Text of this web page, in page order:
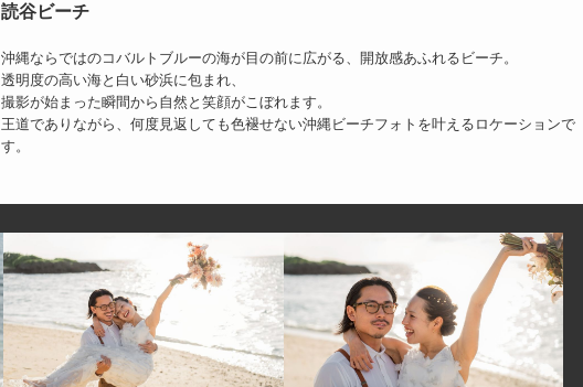
読谷ビーチ
沖縄ならではのコバルトブルーの海が目の前に広がる、開放感あふれるビーチ。
透明度の高い海と白い砂浜に包まれ、
撮影が始まった瞬間から自然と笑顔がこぼれます。
王道でありながら、何度見返しても色褪せない沖縄ビーチフォトを叶えるロケーションで
す。